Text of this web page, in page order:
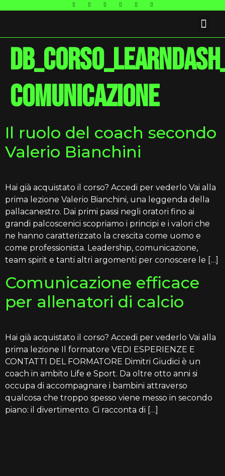
comunicazione
Il ruolo del coach secondo
Valerio Bianchini
Hai già acquistato il corso? Accedi per vederlo Vai alla
prima lezione Valerio Bianchini, una leggenda della
pallacanestro. Dai primi passi negli oratori fino ai
grandi palcoscenici scopriamo i principi e i valori che
ne hanno caratterizzato la crescita come uomo e
come professionista. Leadership, comunicazione,
team spirit e tanti altri argomenti per conoscere le […]
Comunicazione efficace
per allenatori di calcio
Hai già acquistato il corso? Accedi per vederlo Vai alla
prima lezione Il formatore VEDI ESPERIENZE E
CONTATTI DEL FORMATORE Dimitri Giudici è un
coach in ambito Life e Sport. Da oltre otto anni si
occupa di accompagnare i bambini attraverso
qualcosa che troppo spesso viene messo in secondo
piano: il divertimento. Ci racconta di […]